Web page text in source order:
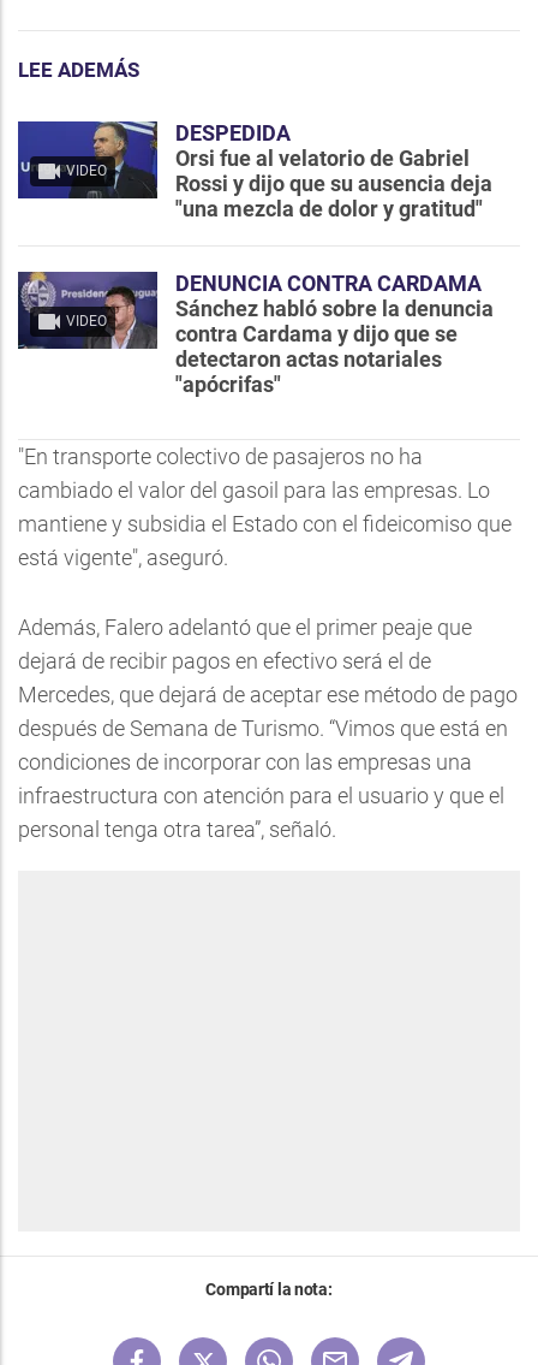
LEE ADEMÁS
VIDEO
DESPEDIDA
Orsi fue al velatorio de Gabriel
Rossi y dijo que su ausencia deja
"una mezcla de dolor y gratitud"
VIDEO
DENUNCIA CONTRA CARDAMA
Sánchez habló sobre la denuncia
contra Cardama y dijo que se
detectaron actas notariales
"apócrifas"
"En transporte colectivo de pasajeros no ha
cambiado el valor del gasoil para las empresas. Lo
mantiene y subsidia el Estado con el fideicomiso que
está vigente", aseguró.
Además, Falero adelantó que el primer peaje que
dejará de recibir pagos en efectivo será el de
Mercedes, que dejará de aceptar ese método de pago
después de Semana de Turismo. “Vimos que está en
condiciones de incorporar con las empresas una
infraestructura con atención para el usuario y que el
personal tenga otra tarea”, señaló.
Compartí la nota: